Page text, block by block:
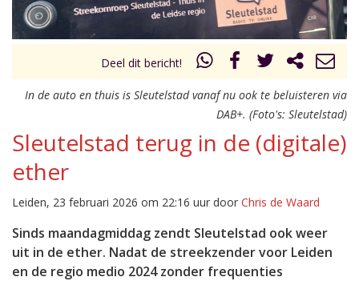
Deel dit bericht!
In de auto en thuis is Sleutelstad vanaf nu ook te beluisteren via
DAB+. (Foto's: Sleutelstad)
Sleutelstad terug in de (digitale)
ether
Leiden, 23 februari 2026 om 22:16 uur door Chris de Waard
Sinds maandagmiddag zendt Sleutelstad ook weer
uit in de ether. Nadat de streekzender voor Leiden
en de regio medio 2024 zonder frequenties